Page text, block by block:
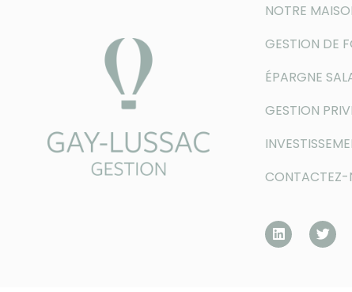
NOTRE
GESTION DE
ÉPARGNE
GESTION
CONTACTEZ-